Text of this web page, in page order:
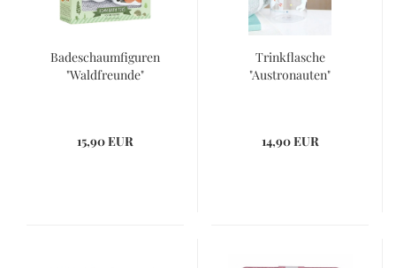
Badeschaumfiguren
"Waldfreunde"
15,90 EUR
Trinkflasche
"Austronauten"
14,90 EUR